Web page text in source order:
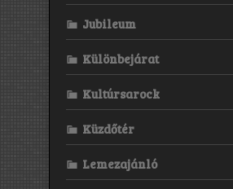
Jubileum
Különbejárat
Kultúrsarock
Küzdőtér
Lemezajánló